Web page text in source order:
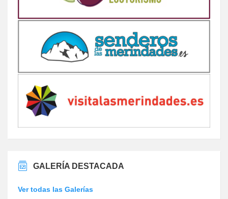
GALERÍA DESTACADA
Ver todas las Galerías